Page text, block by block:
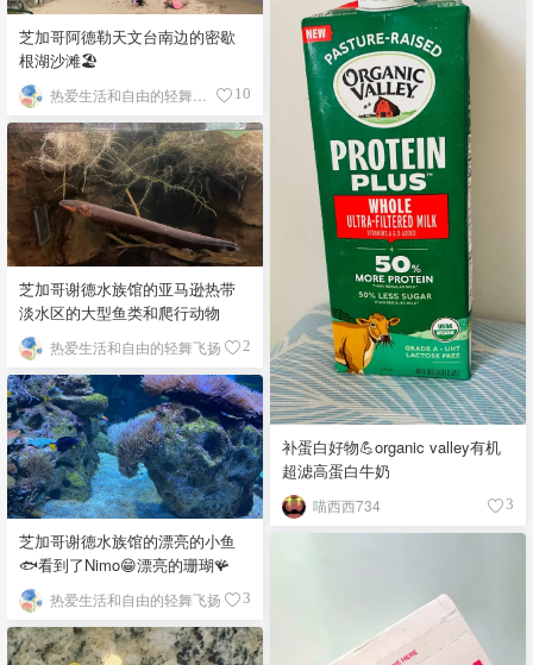
芝加哥阿德勒天文台南边的密歇
根湖沙滩🏖️
10
补蛋白好物💪organic valley有机
超滤高蛋白牛奶
喵西西734 3
芝加哥谢德水族馆的亚马逊热带
淡水区的大型鱼类和爬行动物
热爱生活和自由的轻舞飞扬 2
芝加哥谢德水族馆的漂亮的小鱼
🐟看到了Nimo😁漂亮的珊瑚🪸
热爱生活和自由的轻舞飞扬 3